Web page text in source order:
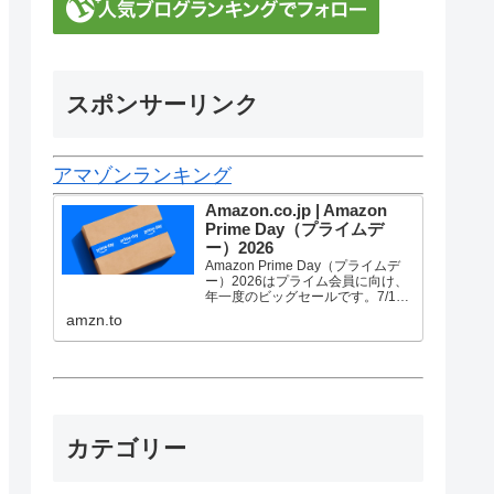
スポンサーリンク
アマゾンランキング
Amazon.co.jp | Amazon
Prime Day（プライムデ
ー）2026
Amazon Prime Day（プライムデ
ー）2026はプライム会員に向け、
年一度のビッグセールです。7/10
ら数多くのお買得商品が96時間に
amzn.to
カテゴリー